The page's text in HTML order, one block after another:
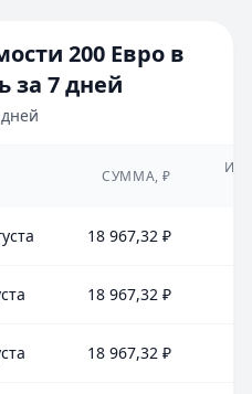
200 Евро в
за 7 дней
СУММА,₽
18 967,32 ₽
18 967,32 ₽
18 967,32 ₽